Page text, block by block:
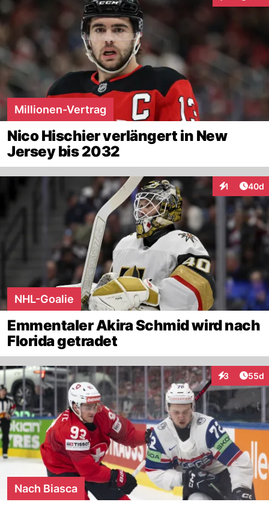
Millionen-Vertrag
Nico Hischier verlängert in New
Jersey bis 2032
1
Interaktionen
40d
NHL-Goalie
Emmentaler Akira Schmid wird nach
Florida getradet
3
Interaktionen
55d
Nach Biasca